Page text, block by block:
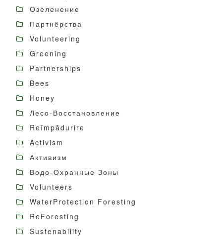
Озеленение
Партнёрства
Volunteering
Greening
Partnerships
Bees
Honey
Лесо-Восстановление
Reîmpădurire
Activism
Активизм
Водо-Охранные Зоны
Volunteers
WaterProtection Foresting
ReForesting
Sustenability